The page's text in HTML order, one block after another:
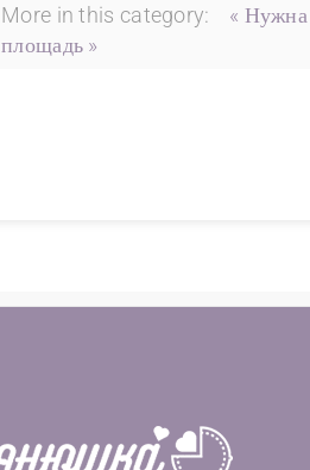
More in this category: « Нужна
площадь »